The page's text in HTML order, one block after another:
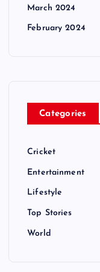
March 2024
February 2024
Categories
Cricket
Entertainment
Lifestyle
Top Stories
World